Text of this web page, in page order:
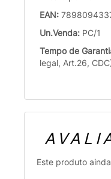
EAN:
Un.Venda: PC/1
Tempo de
legal, Art.26,
Este produto